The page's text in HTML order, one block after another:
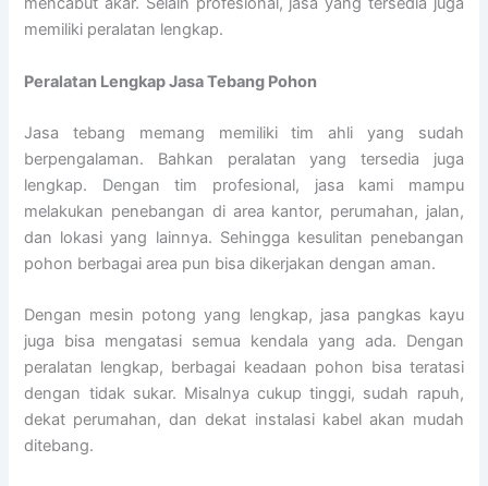
memiliki peralatan lengkap.
Peralatan Lengkap Jasa Tebang Pohon
Jasa tebang memang memiliki tim ahli yang sudah
berpengalaman. Bahkan peralatan yang tersedia juga
lengkap. Dengan tim profesional, jasa kami mampu
melakukan penebangan di area kantor, perumahan, jalan,
dan lokasi yang lainnya. Sehingga kesulitan penebangan
pohon berbagai area pun bisa dikerjakan dengan aman.
Dengan mesin potong yang lengkap, jasa pangkas kayu
juga bisa mengatasi semua kendala yang ada. Dengan
peralatan lengkap, berbagai keadaan pohon bisa teratasi
dengan tidak sukar. Misalnya cukup tinggi, sudah rapuh,
dekat perumahan, dan dekat instalasi kabel akan mudah
ditebang.